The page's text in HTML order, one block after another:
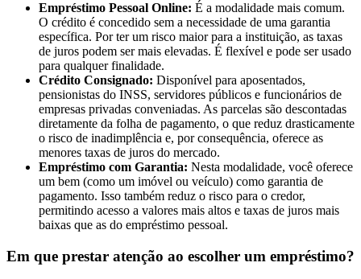
Empréstimo Pessoal Online: É a modalidade mais comum.
O crédito é concedido sem a necessidade de uma garantia
específica. Por ter um risco maior para a instituição, as taxas
de juros podem ser mais elevadas. É flexível e pode ser usado
para qualquer finalidade.
Crédito Consignado: Disponível para aposentados,
pensionistas do INSS, servidores públicos e funcionários de
empresas privadas conveniadas. As parcelas são descontadas
diretamente da folha de pagamento, o que reduz drasticamente
o risco de inadimplência e, por consequência, oferece as
menores taxas de juros do mercado.
Empréstimo com Garantia: Nesta modalidade, você oferece
um bem (como um imóvel ou veículo) como garantia de
pagamento. Isso também reduz o risco para o credor,
permitindo acesso a valores mais altos e taxas de juros mais
baixas que as do empréstimo pessoal.
Em que prestar atenção ao escolher um empréstimo?